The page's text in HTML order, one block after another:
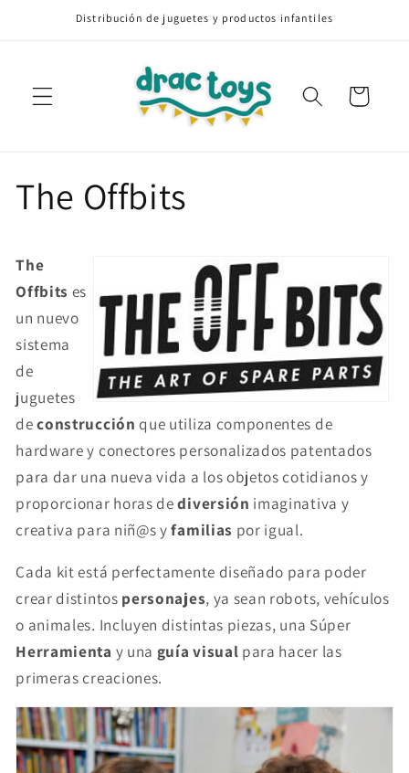
directamenteDistribución de juguetes y productos infantiles
Carrito
The Offbits
The
Offbits es
un nuevo
sistema
de
juguetes
deconstrucción que utiliza componentes de
hardware y conectores personalizados patentados
para dar una nueva vida a los objetos cotidianos y
proporcionar horas dediversión imaginativa y
creativa para niñ@s yfamilias por igual.
Cada kit está perfectamente diseñado para poder
crear distintos personajes, ya sean robots, vehículos
o animales. Incluyen distintas piezas, una Súper
Herramienta y una guía visual para hacer las
primeras creaciones.